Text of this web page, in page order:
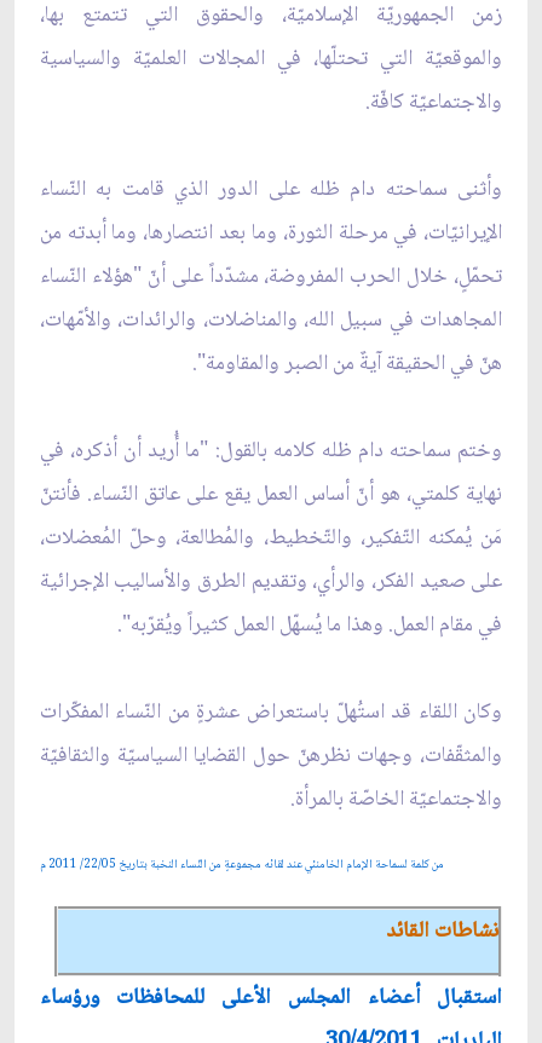
زمن الجمهوريّة الإسلاميّة، والحقوق التي تتمتع بها،
والموقعيّة التي تحتلّها، في المجالات العلميّة والسياسية
والاجتماعيّة كافّة.
وأثنى سماحته دام ظله على الدور الذي قامت به النّساء
الإيرانيّات، في مرحلة الثورة، وما بعد انتصارها، وما أبدته من
تحمّلٍ، خلال الحرب المفروضة، مشدّداً على أنّ "هؤلاء النّساء
المجاهدات في سبيل الله، والمناضلات، والرائدات، والأمّهات،
هنّ في الحقيقة آيةٌ من الصبر والمقاومة".
وختم سماحته دام ظله كلامه بالقول: "ما أُريد أن أذكره، في
نهاية كلمتي، هو أنّ أساس العمل يقع على عاتق النّساء. فأنتنّ
مَن يُمكنه التّفكير، والتّخطيط، والمُطالعة، وحلّ المُعضلات،
على صعيد الفكر، والرأي، وتقديم الطرق والأساليب الإجرائية
في مقام العمل. وهذا ما يُسهّل العمل كثيراً ويُقرّبه".
وكان اللقاء قد استُهلّ باستعراض عشرةٍ من النّساء المفكّرات
والمثقّفات، وجهات نظرهنّ حول القضايا السياسيّة والثقافيّة
والاجتماعيّة الخاصّة بالمرأة.
من كلمة لسماحة الإمام الخامنئي عند لقائه مجموعةٍ من النّساء النخبة بتاريخ 22/05/ 2011 م
نشاطات القائد
استقبال أعضاء المجلس الأعلى للمحافظات ورؤساء